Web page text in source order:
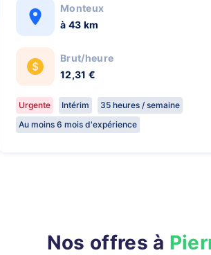
Monteux
à 43 km
Brut/heure
12,31 €
Urgente Intérim
35 heures / semaine
Au moins 6 mois d'expérience
Nos offres à